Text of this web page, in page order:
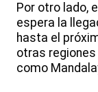
Por otro lado,
espera la
hasta el
otras
como